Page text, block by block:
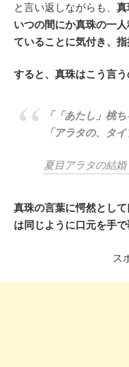
と言い返しながらも、 真
いつの間にか真珠の一
ていることに気付き、指
すると、真珠はこう言う
「「あたし」桃
「アラタの、タ
夏目アラタの結
真珠の言葉に愕然とし
は同じように口元を手
ス